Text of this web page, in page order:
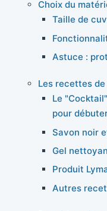
Choix du
Taille de
Astuce :
Les recettes
Le
pour
Savon noir
Gel
Produit
Autres